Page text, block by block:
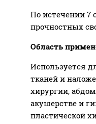
По истечении 7
прочностных
Область
Используется
тканей и
хирургии,
акушерстве и
пластической